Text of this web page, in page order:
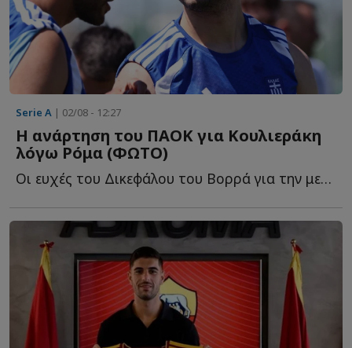
Serie A | 02/08 - 12:27
Η ανάρτηση του ΠΑΟΚ για Κουλιεράκη
λόγω Ρόμα (ΦΩΤΟ)
Οι ευχές του Δικεφάλου του Βορρά για την μεγάλη μεταγραφή τ...